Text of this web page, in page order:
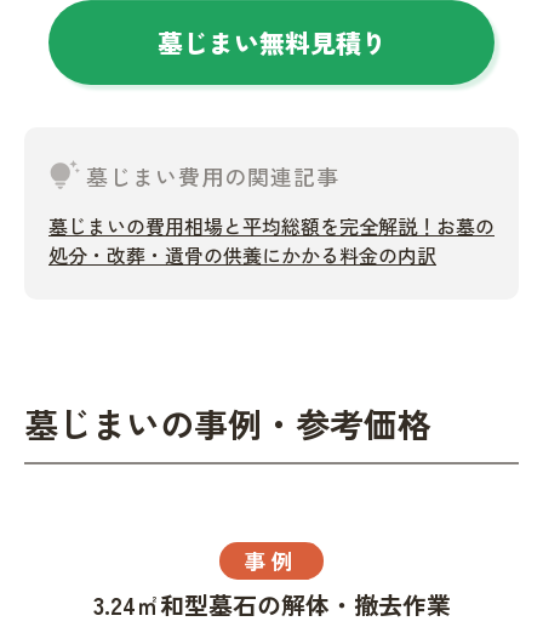
墓じまい無料見積り
tips_and_updates墓じまい費用の関連記事
墓じまいの費用相場と平均総額を完全解説！お墓の
処分・改葬・遺骨の供養にかかる料金の内訳
墓じまいの事例・参考価格
事例
3.24㎡和型墓石の解体・撤去作業